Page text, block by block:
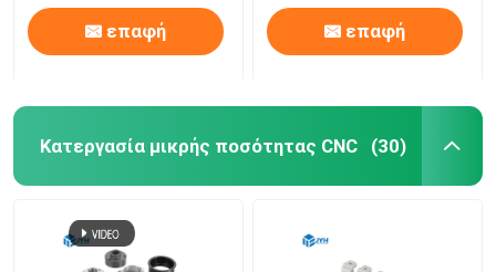
επαφή επαφή
Κατεργασία μικρής ποσότητας CNC (30)